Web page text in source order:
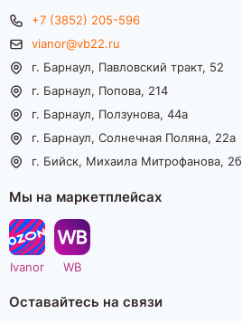
+7 (3852) 205-596
vianor@vb22.ru
г. Барнаул, Павловский тракт, 52
г. Барнаул, Попова, 214
г. Барнаул, Ползунова, 44а
г. Барнаул, Солнечная Поляна, 22а
г. Бийск, Михаила Митрофанова, 2б
Мы на маркетплейсах
Ivanor WB
Оставайтесь на связи